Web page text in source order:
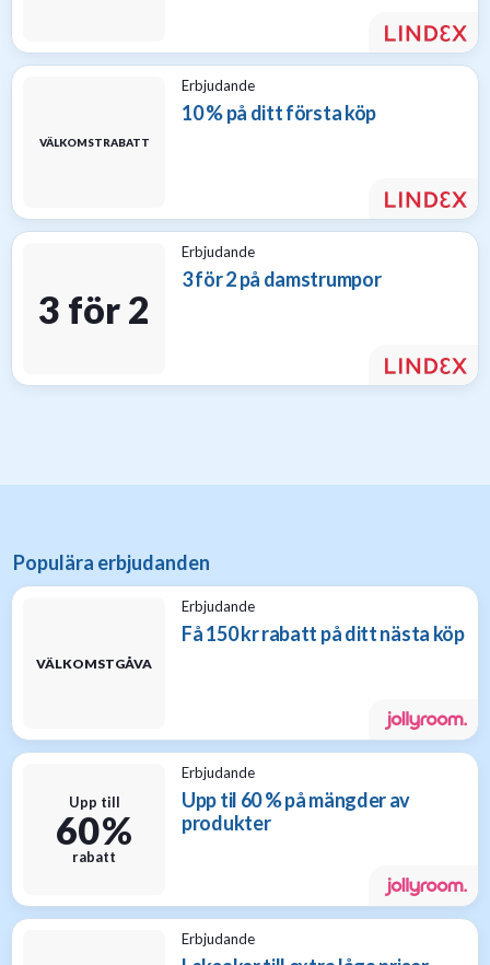
VÄLKOMSTRABATT
Erbjudande
10 % på ditt första köp
3 för 2
Erbjudande
3 för 2 på damstrumpor
Populära erbjudanden
VÄLKOMSTGÅVA
Erbjudande
Få 150 kr rabatt på ditt nästa köp
Upp till
60 %
rabatt
Erbjudande
Upp til 60 % på mängder av
produkter
Erbjudande